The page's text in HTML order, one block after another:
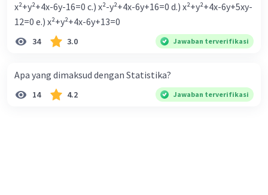
x²+y²+4x-6y-16=0 c.) x²-y²+4x-6y+16=0 d.) x²+y²+4x-6y+5xy-
12=0 e.) x²+y²+4x-6y+13=0
34 3.0 Jawaban terverifikasi
Apa yang dimaksud dengan Statistika?
14 4.2 Jawaban terverifikasi